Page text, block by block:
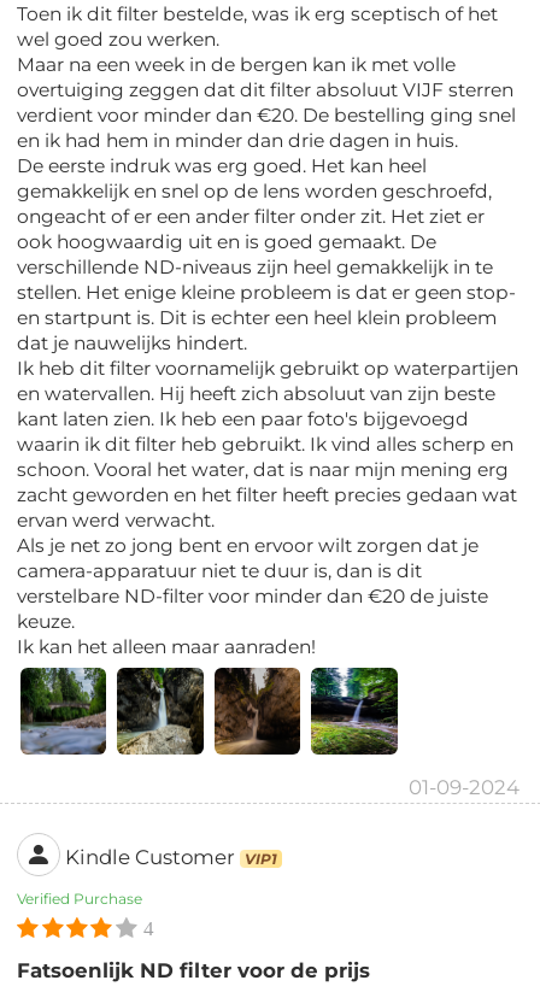
Toen ik dit filter bestelde, was ik erg sceptisch of het
wel goed zou werken.
Maar na een week in de bergen kan ik met volle
overtuiging zeggen dat dit filter absoluut VIJF sterren
verdient voor minder dan €20. De bestelling ging snel
en ik had hem in minder dan drie dagen in huis.
De eerste indruk was erg goed. Het kan heel
gemakkelijk en snel op de lens worden geschroefd,
ongeacht of er een ander filter onder zit. Het ziet er
ook hoogwaardig uit en is goed gemaakt. De
verschillende ND-niveaus zijn heel gemakkelijk in te
stellen. Het enige kleine probleem is dat er geen stop-
en startpunt is. Dit is echter een heel klein probleem
dat je nauwelijks hindert.
Ik heb dit filter voornamelijk gebruikt op waterpartijen
en watervallen. Hij heeft zich absoluut van zijn beste
kant laten zien. Ik heb een paar foto's bijgevoegd
waarin ik dit filter heb gebruikt. Ik vind alles scherp en
schoon. Vooral het water, dat is naar mijn mening erg
zacht geworden en het filter heeft precies gedaan wat
ervan werd verwacht.
Als je net zo jong bent en ervoor wilt zorgen dat je
camera-apparatuur niet te duur is, dan is dit
verstelbare ND-filter voor minder dan €20 de juiste
keuze.
Ik kan het alleen maar aanraden!
01-09-2024
Kindle Customer VIP1
Verified Purchase
4
Fatsoenlijk ND filter voor de prijs